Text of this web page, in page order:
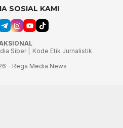
SOSIAL KAMI
Siber |
Kode Etik Jurnalistik
– Rega Media News